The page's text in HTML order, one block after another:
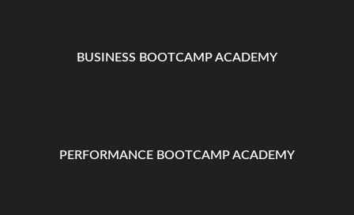
BUSINESS BOOTCAMP ACADEMY
PERFORMANCE BOOTCAMP ACADEMY